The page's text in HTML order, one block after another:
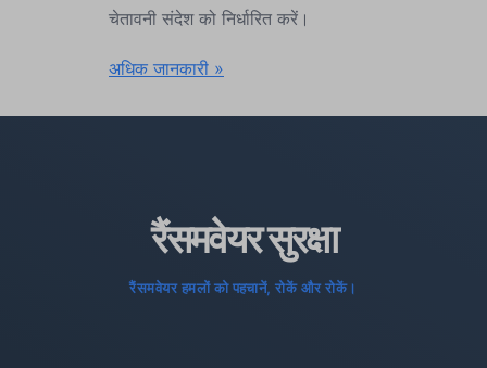
चेतावनी संदेश को निर्धारित करें।
अधिक जानकारी »
रैंसमवेयर सुरक्षा
रैंसमवेयर हमलों को पहचानें, रोकें और रोकें।